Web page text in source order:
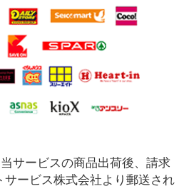
サービスの商品出荷後、請求
サービス株式会社より郵送され